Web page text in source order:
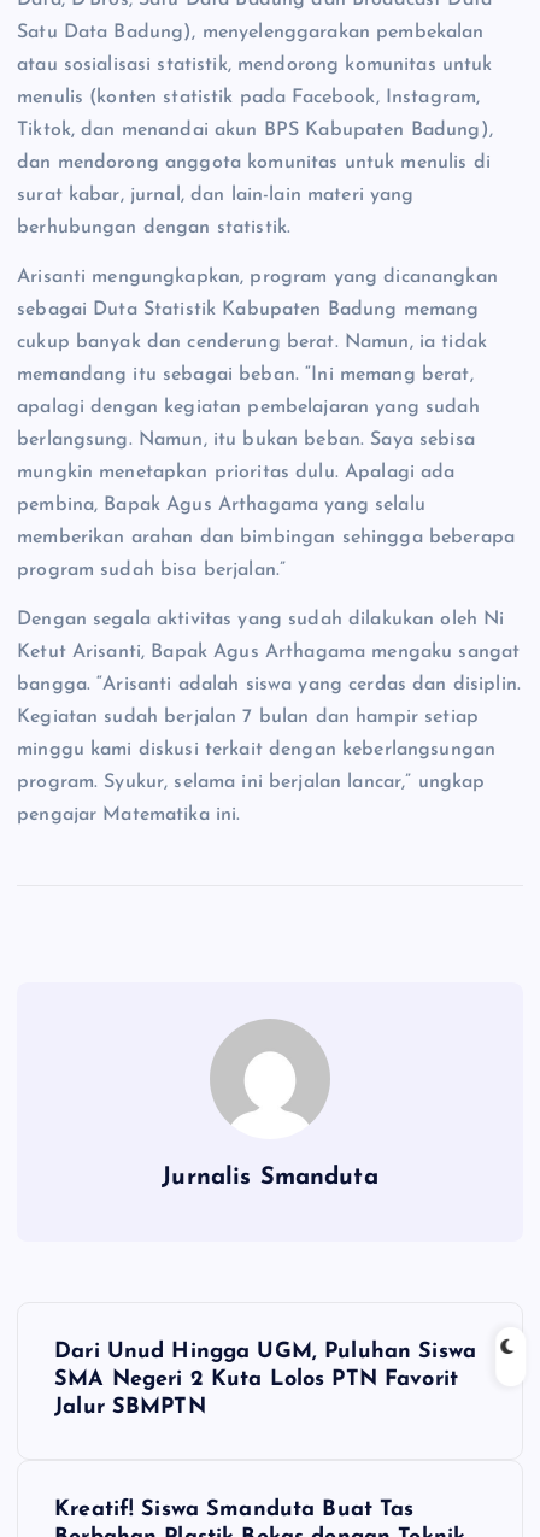
Satu Data Badung), menyelenggarakan pembekalan
atau sosialisasi statistik, mendorong komunitas untuk
menulis (konten statistik pada Facebook, Instagram,
Tiktok, dan menandai akun BPS Kabupaten Badung),
dan mendorong anggota komunitas untuk menulis di
surat kabar, jurnal, dan lain-lain materi yang
berhubungan dengan statistik.
Arisanti mengungkapkan, program yang dicanangkan
sebagai Duta Statistik Kabupaten Badung memang
cukup banyak dan cenderung berat. Namun, ia tidak
memandang itu sebagai beban. “Ini memang berat,
apalagi dengan kegiatan pembelajaran yang sudah
berlangsung. Namun, itu bukan beban. Saya sebisa
mungkin menetapkan prioritas dulu. Apalagi ada
pembina, Bapak Agus Arthagama yang selalu
memberikan arahan dan bimbingan sehingga beberapa
program sudah bisa berjalan.”
Dengan segala aktivitas yang sudah dilakukan oleh Ni
Ketut Arisanti, Bapak Agus Arthagama mengaku sangat
bangga. “Arisanti adalah siswa yang cerdas dan disiplin.
Kegiatan sudah berjalan 7 bulan dan hampir setiap
minggu kami diskusi terkait dengan keberlangsungan
program. Syukur, selama ini berjalan lancar,” ungkap
pengajar Matematika ini.
Jurnalis Smanduta
NDari Unud Hingga UGM, Puluhan Siswa
SMA Negeri 2 Kuta Lolos PTN Favorit
Jalur SBMPTN
Kreatif! Siswa Smanduta Buat Tas